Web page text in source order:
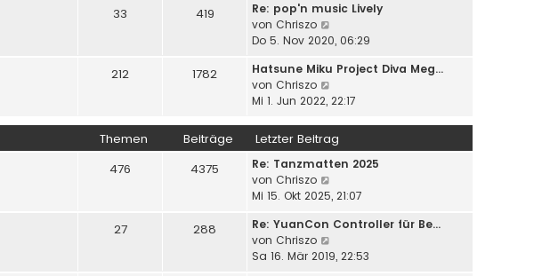
r
a
g
r
e
r
g
e
t
r
e
i
t
r
a
33 419
Re: pop'n music Lively
von Chriszo
e
e
t
r
B
e
t
a
Do 5. Nov 2020, 06:29
212 1782
Hatsune Miku Project Diva Meg…
von Chriszo
e
s
t
r
e
t
Mi 1. Jun 2022, 22:17
Themen Beiträge Letzter Beitrag
476 4375
Re: Tanzmatten 2025
von Chriszo
e
t
Mi 15. Okt 2025, 21:07
27 288
Re: YuanCon Controller für Be…
von Chriszo
e
Sa 16. Mär 2019, 22:53